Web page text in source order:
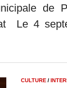
de
Le 4
CULTURE/